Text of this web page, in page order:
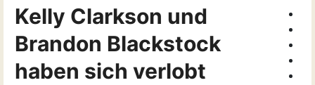
Kelly Clarkson und
Brandon Blackstock
haben sich verlobt